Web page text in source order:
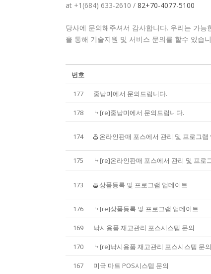
at +1(684) 633-2610 / 82+70-4077-5100
당사에 문의해주셔서 감사합니다. 우리는 가
을 통해 기술지원 및 서비스 문의를 할수 있습
번호
177 중남미에서 문의드립니다.
178 [re]중남미에서 문의드립니다.
174 온라인판매 포스에서 관리 및 프로그램
175 [re]온라인판매 포스에서 관리 및 프로
173 상품등록 및 프로그램 업데이트
176 [re]상품등록 및 프로그램 업데이트
169 낚시용품 재고관리 포스시스템 문의
170 [re]낚시용품 재고관리 포스시스템 문의
167 미국 마트 POS시스템 문의